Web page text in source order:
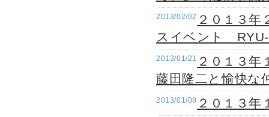
2013/02/02 ２０１３
スイベント RYU-
2013/01/21 ２０１３
藤田隆二と愉快な
2013/01/08 ２０１３